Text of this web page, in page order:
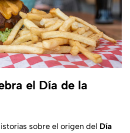
el Día de la
sobre el origen del Día